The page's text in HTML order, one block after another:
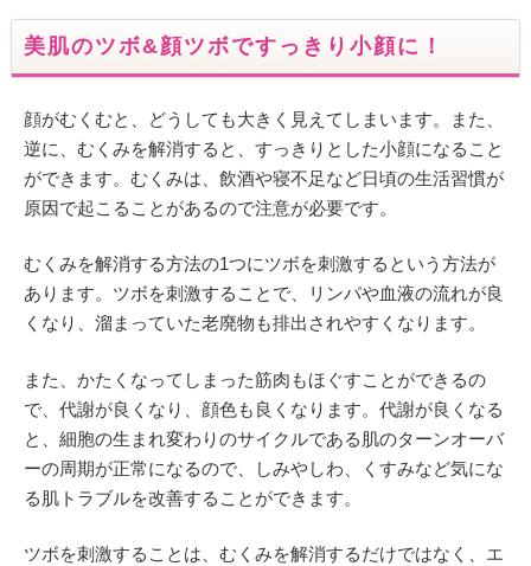
美肌のツボ&顔ツボですっきり小顔に！
顔がむくむと、どうしても大きく見えてしまいます。また、
逆に、むくみを解消すると、すっきりとした小顔になること
ができます。むくみは、飲酒や寝不足など日頃の生活習慣が
原因で起こることがあるので注意が必要です。
むくみを解消する方法の1つにツボを刺激するという方法が
あります。ツボを刺激することで、リンパや血液の流れが良
くなり、溜まっていた老廃物も排出されやすくなります。
また、かたくなってしまった筋肉もほぐすことができるの
で、代謝が良くなり、顔色も良くなります。代謝が良くなる
と、細胞の生まれ変わりのサイクルである肌のターンオーバ
ーの周期が正常になるので、しみやしわ、くすみなど気にな
る肌トラブルを改善することができます。
ツボを刺激することは、むくみを解消するだけではなく、エ